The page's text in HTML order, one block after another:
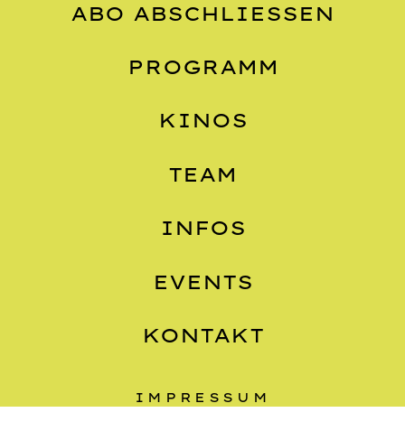
ABO ABSCHLIESSEN
PROGRAMM
KINOS
TEAM
INFOS
EVENTS
KONTAKT
IMPRESSUM